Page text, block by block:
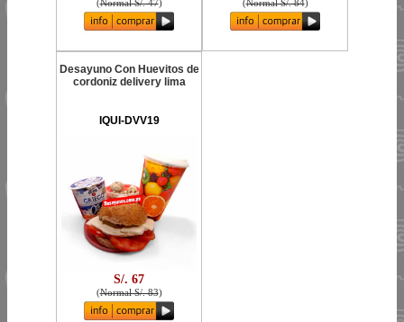
(Normal S/. 47) (Normal S/. 84)
Desayuno Con Huevitos de
cordoniz delivery lima
IQUI-DVV19
S/. 67
(Normal S/. 83)